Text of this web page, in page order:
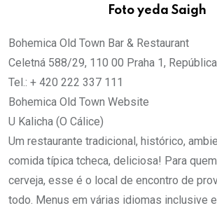
Foto yeda Saigh
Bohemica Old Town Bar & Restaurant
Celetná 588/29, 110 00 Praha 1,
Tel.: + 420 222 337 111
Bohemica Old Town Website
U Kalicha (O Cálice)
Um restaurante tradicional, histórico,
comida típica tcheca, deliciosa! Para
cerveja, esse é o local de encontro de
todo. Menus em várias idiomas inclusive